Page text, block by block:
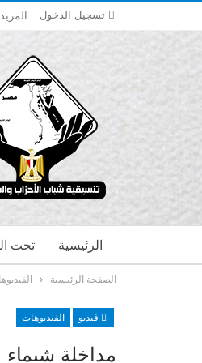
تسجيل الدخول المزيد
تحت الرئيسية
الصفحة الرئيسية
فيديو الفيديوهات
مداخلة